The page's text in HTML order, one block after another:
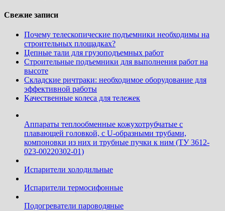
Свежие записи
Почему телескопические подъемники необходимы на
строительных площадках?
Цепные тали для грузоподъемных работ
Строительные подъемники для выполнения работ на
высоте
Складские ричтраки: необходимое оборудование для
эффективной работы
Качественные колеса для тележек
Аппараты теплообменные кожухотрубчатые c
плавающей головкой, с U-образными трубами,
компоновки из них и трубные пучки к ним (ТУ 3612-
023-00220302-01)
Испарители холодильные
Испарители термосифонные
Подогреватели пароводяные